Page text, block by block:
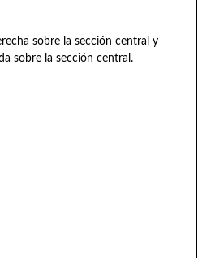
sobre la sección central y
sobre la sección central.